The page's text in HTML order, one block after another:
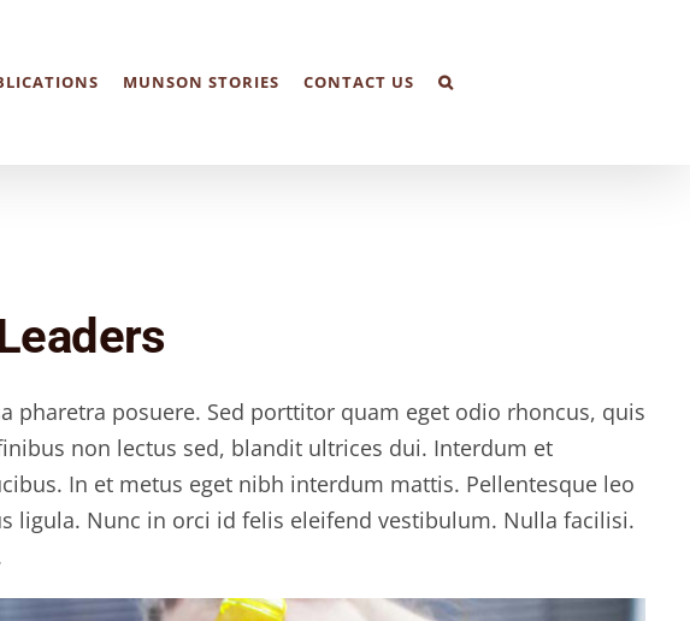
MUNSON STORIES CONTACT US
pharetra posuere. Sed porttitor quam eget odio rhoncus, quis
non lectus sed, blandit ultrices dui. Interdum et
In et metus eget nibh interdum mattis. Pellentesque leo
ligula. Nunc in orci id felis eleifend vestibulum. Nulla facilisi.